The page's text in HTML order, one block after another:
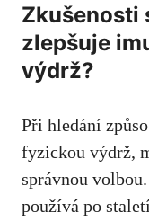
Zkušenosti
zlepšuje
‌výdrž?
Při hledání
fyzickou výdrž,
správnou
používá po